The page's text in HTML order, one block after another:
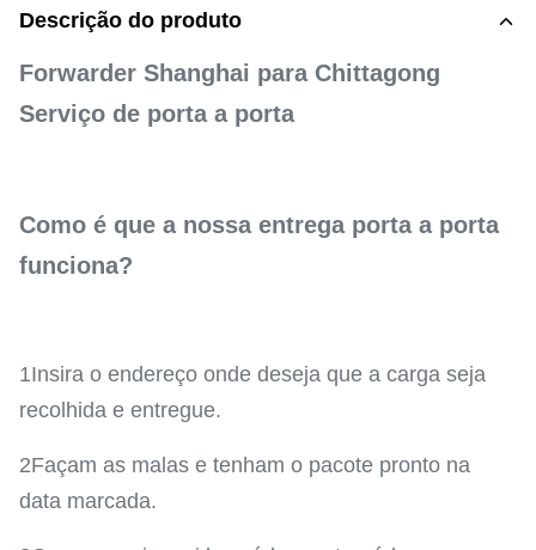
Descrição do produto
Forwarder Shanghai para Chittagong
Serviço de porta a porta
Como é que a nossa entrega porta a porta
funciona?
1Insira o endereço onde deseja que a carga seja
recolhida e entregue.
2Façam as malas e tenham o pacote pronto na
data marcada.